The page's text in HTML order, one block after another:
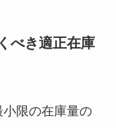
べき適正在庫
限の在庫量の